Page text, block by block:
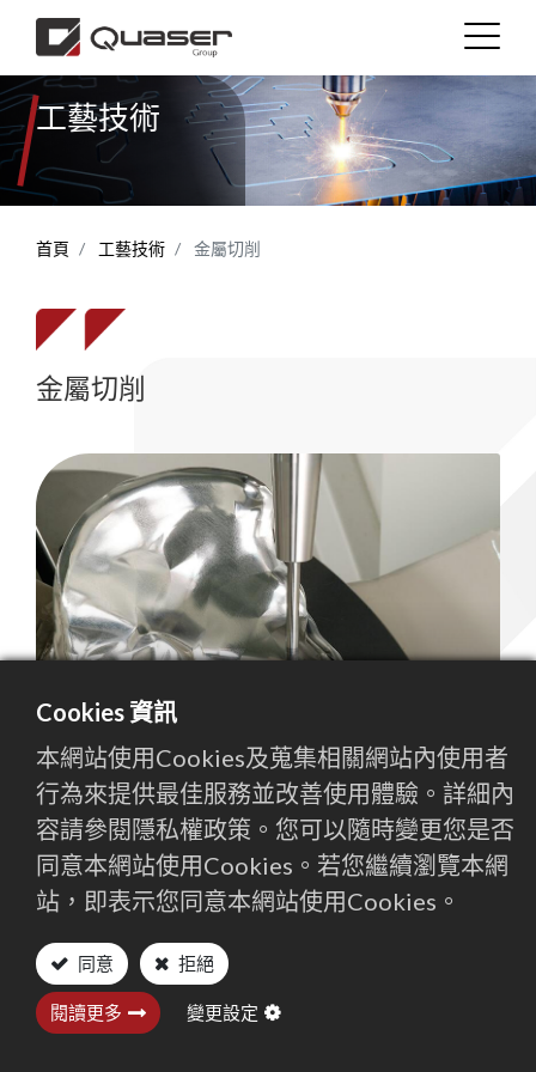
工藝技術
首頁 工藝技術 金屬切削
金屬切削
我們是全球最大的 CNC 加工中心製造商之一。
百德集團提供各種產品來滿足多種金屬切削需求，從泛
用型的立式、臥式、5 軸機床或多功能（如車铣磨複合
機）到加值型的彈性製造系統，可與機械手臂等自動化
我們「精益求精」的理念不僅以人工鏟花來確保結構穩
定，也使用光學儀器檢查傳動單元的直線度和同心度。
Cookies 資訊
本網站使用Cookies及蒐集相關網站內使用者
行為來提供最佳服務並改善使用體驗。詳細內
容請參閱隱私權政策。您可以隨時變更您是否
同意本網站使用Cookies。若您繼續瀏覽本網
站，即表示您同意本網站使用Cookies。
同意 拒絕
閱讀更多 變更設定